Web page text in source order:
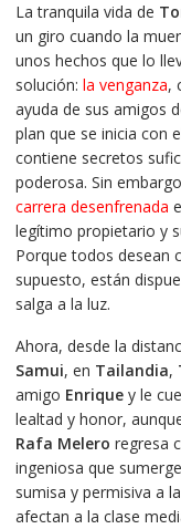
La tranquila vida de
un giro cuando la
unos hechos que lo
solución: la venganza,
ayuda de sus amigos
plan que se inicia con
contiene secretos
poderosa. Sin
carrera desenfrenada
legítimo propietario y
Porque todos desean
supuesto, están
salga a la luz.
Ahora, desde la
Samui, en Tailandia,
amigo Enriquey le
lealtad y honor,
Rafa Melero regresa
ingeniosa que
sumisa y permisiva a
afectan a la clase